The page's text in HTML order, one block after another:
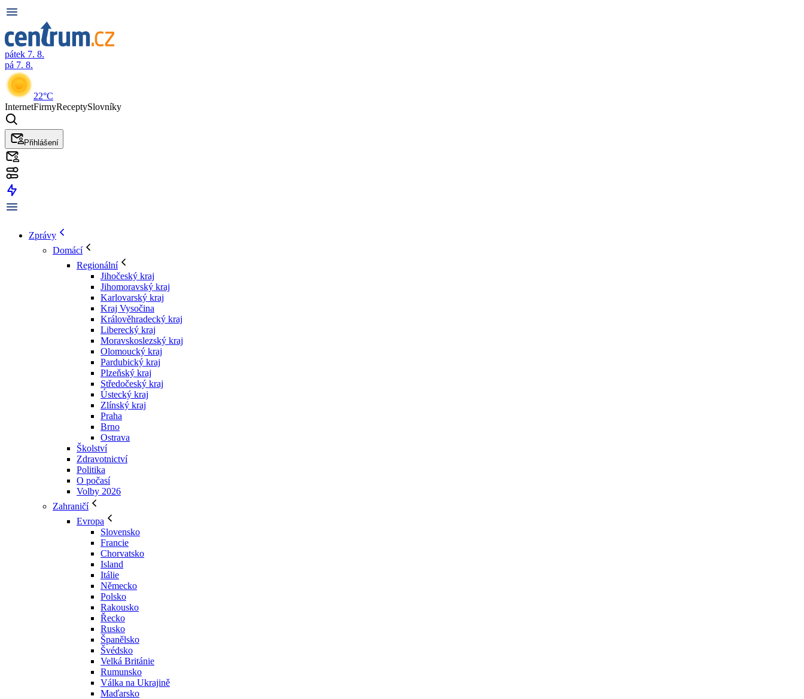
pátek 7. 8.
pá 7. 8.
22°C
InternetFirmyReceptySlovníky
Přihlášení
Zprávy
Domácí
Regionální
Jihočeský kraj
Jihomoravský kraj
Karlovarský kraj
Kraj Vysočina
Králověhradecký kraj
Liberecký kraj
Moravskoslezský kraj
Olomoucký kraj
Pardubický kraj
Plzeňský kraj
Středočeský kraj
Ústecký kraj
Zlínský kraj
Praha
Brno
Ostrava
Školství
Zdravotnictví
Politika
O počasí
Volby 2026
Zahraničí
Evropa
Slovensko
Francie
Chorvatsko
Island
Itálie
Německo
Polsko
Rakousko
Řecko
Rusko
Španělsko
Švédsko
Velká Británie
Rumunsko
Válka na Ukrajině
Maďarsko